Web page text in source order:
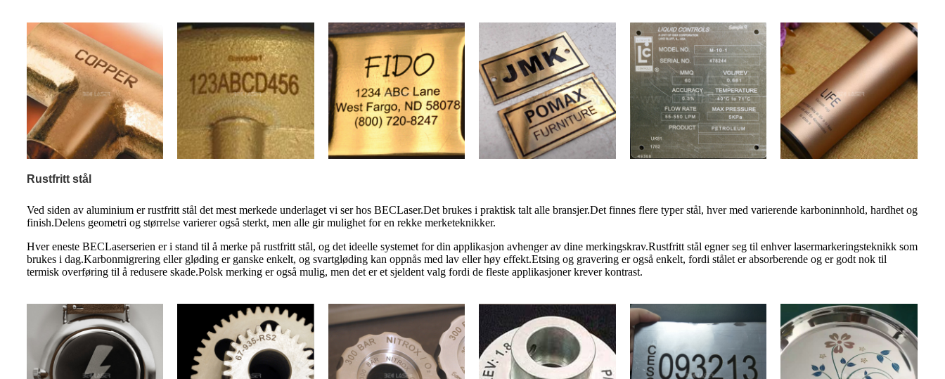
Rustfritt stål
Ved siden av aluminium er rustfritt stål det mest merkede underlaget vi ser hos BECLaser.Det brukes i praktisk talt alle bransjer.Det finnes flere typer stål, hver med varierende karboninnhold, hardhet og
finish.Delens geometri og størrelse varierer også sterkt, men alle gir mulighet for en rekke merketeknikker.
Hver eneste BECLaserserien er i stand til å merke på rustfritt stål, og det ideelle systemet for din applikasjon avhenger av dine merkingskrav.Rustfritt stål egner seg til enhver lasermarkeringsteknikk som
brukes i dag.Karbonmigrering eller gløding er ganske enkelt, og svartgløding kan oppnås med lav eller høy effekt.Etsing og gravering er også enkelt, fordi stålet er absorberende og er godt nok til
termisk overføring til å redusere skade.Polsk merking er også mulig, men det er et sjeldent valg fordi de fleste applikasjoner krever kontrast.